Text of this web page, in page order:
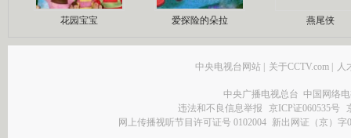
花园宝宝 爱探险的朵拉 燕尾侠
中央电视台网站 | 关于CCTV.com | 人
中央广播电视总台 中国网络
违法和不良信息举报
京ICP证060535号
网上传播视听节目许可证号 0102004 新出网证（京）